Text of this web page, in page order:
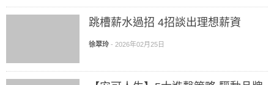
跳槽薪水過招 4招談出理想薪資
徐翠玲 - 2026年02月25日